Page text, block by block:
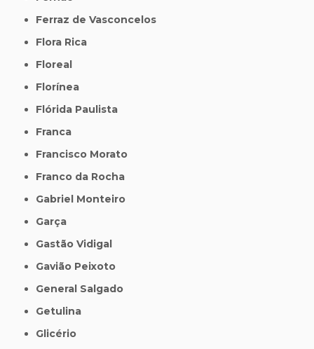
Ferraz de Vasconcelos
Flora Rica
Floreal
Florínea
Flórida Paulista
Franca
Francisco Morato
Franco da Rocha
Gabriel Monteiro
Garça
Gastão Vidigal
Gavião Peixoto
General Salgado
Getulina
Glicério